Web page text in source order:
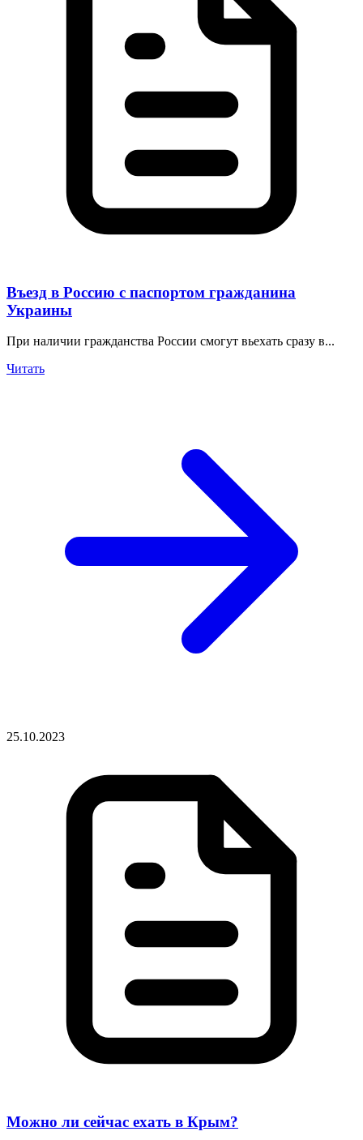
Въезд в Россию с паспортом гражданина
Украины
При наличии гражданства России смогут вьехать сразу в...
Читать
25.10.2023
Можно ли сейчас ехать в Крым?